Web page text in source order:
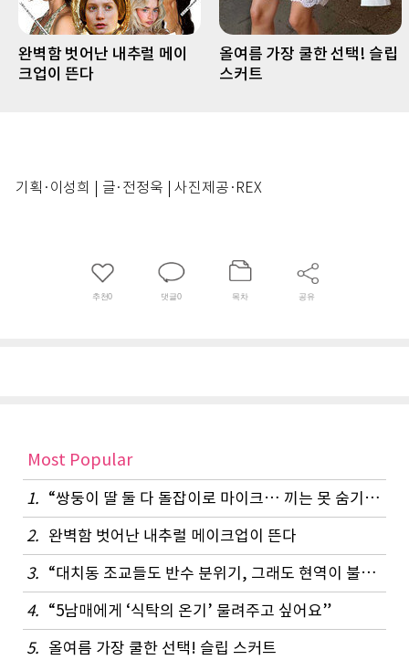
완벽함 벗어난 내추럴 메이
크업이 뜬다
올여름 가장 쿨한 선택! 슬립
스커트
기획·이성희 | 글·전정욱 | 사진제공·REX
추천0 댓글0 목차 공유
Most Popular
1.
“쌍둥이 딸 둘 다 돌잡이로 마이크… 끼는 못 숨기나 봐요”
2. 완벽함 벗어난 내추럴 메이크업이 뜬다
3.
“대치동 조교들도 반수 분위기, 그래도 현역이 불리하지 않은 이유”
4. “5남매에게 ‘식탁의 온기’ 물려주고 싶어요”
5. 올여름 가장 쿨한 선택! 슬립 스커트